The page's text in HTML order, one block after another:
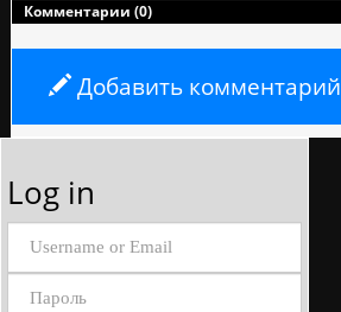
Комментарии (0)
Добавить комментарий
Log in